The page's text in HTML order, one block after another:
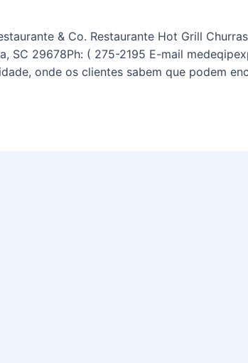
& Co. Restaurante Hot Grill
SC 29678Ph: ( 275-2195 E-mail
onde os clientes sabem que podem